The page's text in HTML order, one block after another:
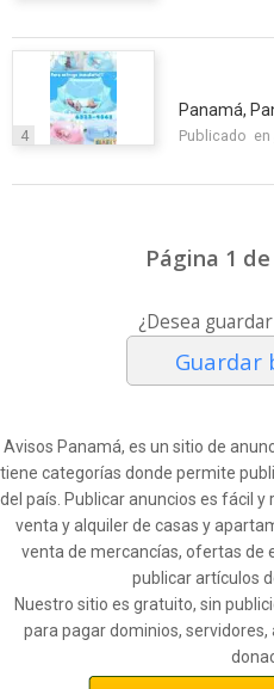
4
Panamá,
Publicado en
Página 1 de
¿Desea
Guardar
Avisos Panamá, es un sitio de
tiene categorías donde permite
del país. Publicar anuncios es fácil
venta y alquiler de casas y
venta de mercancías, ofertas de
publicar artículos
Nuestro sitio es gratuito, sin
para pagar dominios,